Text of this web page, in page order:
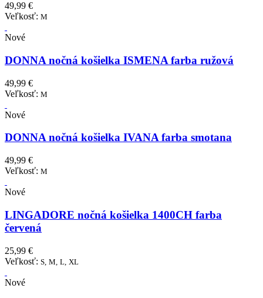
49,99 €
Veľkosť: M
Nové
DONNA nočná košielka ISMENA farba ružová
49,99 €
Veľkosť: M
Nové
DONNA nočná košielka IVANA farba smotana
49,99 €
Veľkosť: M
Nové
LINGADORE nočná košielka 1400CH farba
červená
25,99 €
Veľkosť: S, M, L, XL
Nové